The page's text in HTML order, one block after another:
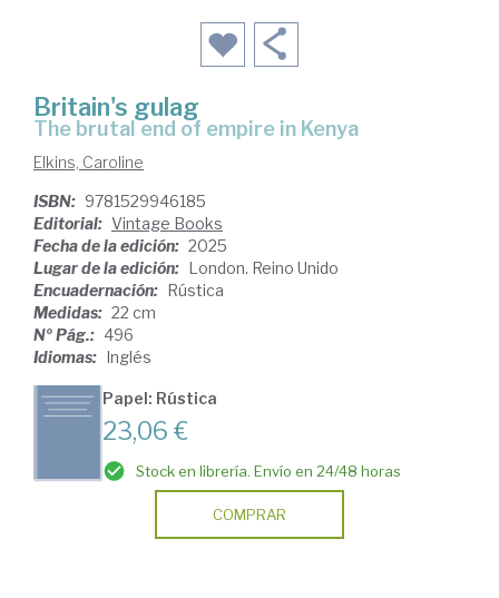
Britain's gulag
the brutal end of empire in Kenya
Elkins, Caroline
ISBN: 9781529946185
Editorial: Vintage Books
Fecha de la edición: 2025
Lugar de la edición: London. Reino Unido
Encuadernación: Rústica
Medidas: 22 cm
Nº Pág.: 496
Idiomas: Inglés
Papel: Rústica
23,06 €
Stock en librería. Envío en 24/48 horas
COMPRAR